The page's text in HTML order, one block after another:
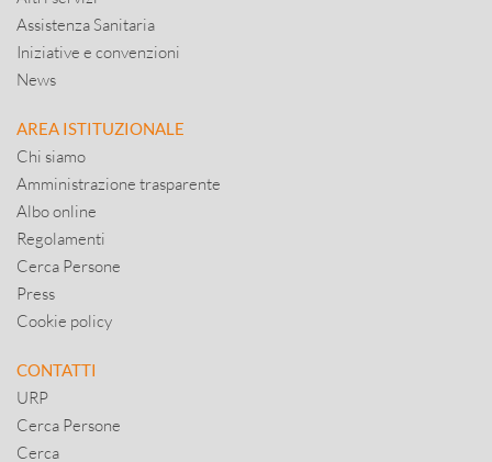
Assistenza Sanitaria
Iniziative e convenzioni
News
AREA ISTITUZIONALE
Chi siamo
Amministrazione trasparente
Albo online
Regolamenti
Cerca Persone
Press
Cookie policy
CONTATTI
URP
Cerca Persone
Cerca